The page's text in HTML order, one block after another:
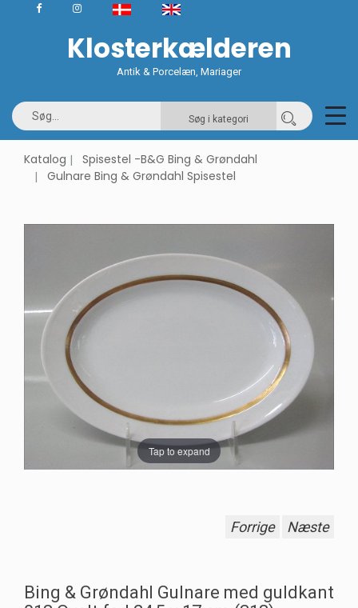
Klosterkælderen
Antik & Porcelæn, Mariager
Søg i kategori
Katalog
Spisestel -B&G Bing & Grøndahl
Gulnare Bing & Grøndahl Spisestel
Tap to expand
Forrige Næste
Bing & Grøndahl Gulnare med guldkant